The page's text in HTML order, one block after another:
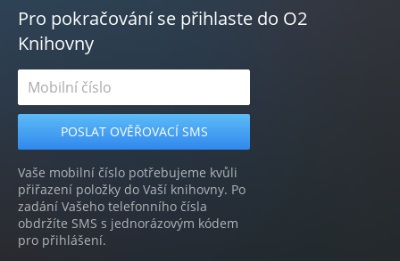
Pro pokračování se přihlaste do O2
Knihovny
Vaše mobilní číslo potřebujeme kvůli
přiřazení položky do Vaší knihovny. Po
zadání Vašeho telefonního čísla
obdržíte SMS s jednorázovým kódem
pro přihlášení.